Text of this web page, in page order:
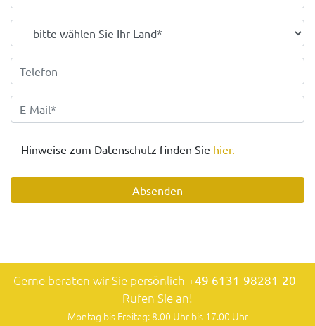
Hinweise zum Datenschutz finden Sie hier.
Gerne beraten wir Sie persönlich +49 6131-98281-20 -
Rufen Sie an!
Montag bis Freitag: 8.00 Uhr bis 17.00 Uhr